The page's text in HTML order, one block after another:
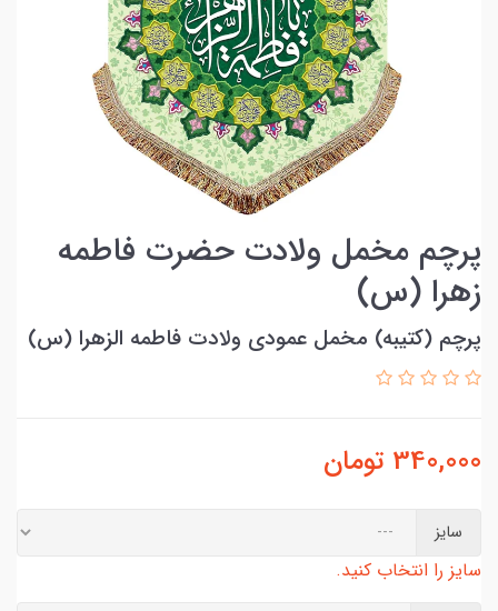
پرچم مخمل ولادت حضرت فاطمه
زهرا (س)
پرچم (کتیبه) مخمل عمودی ولادت فاطمه الزهرا (س)
340,000 تومان
سایز
سایز را انتخاب کنید.